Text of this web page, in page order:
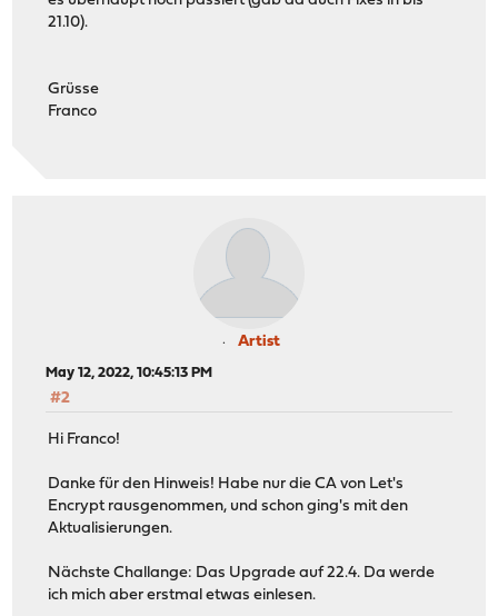
21.10).
Grüsse
Franco
Artist
May 12, 2022, 10:45:13 PM
#2
Hi Franco!
Danke für den Hinweis! Habe nur die CA von Let's
Encrypt rausgenommen, und schon ging's mit den
Aktualisierungen.
Nächste Challange: Das Upgrade auf 22.4. Da werde
ich mich aber erstmal etwas einlesen.